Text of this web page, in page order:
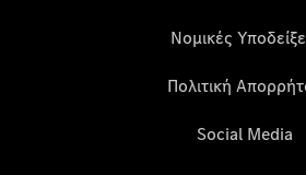
Νομικές
Πολιτική
Social Media